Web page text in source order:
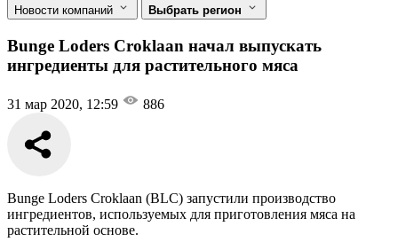
Новости компаний Выбрать регион
Bunge Loders Croklaan начал выпускать
ингредиенты для растительного мяса
31 мар 2020, 12:59 886
Bunge Loders Croklaan (BLC) запустили производство
ингредиентов, используемых для приготовления мяса на
растительной основе.